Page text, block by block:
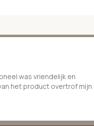
was vriendelijk en
het product overtrof mijn